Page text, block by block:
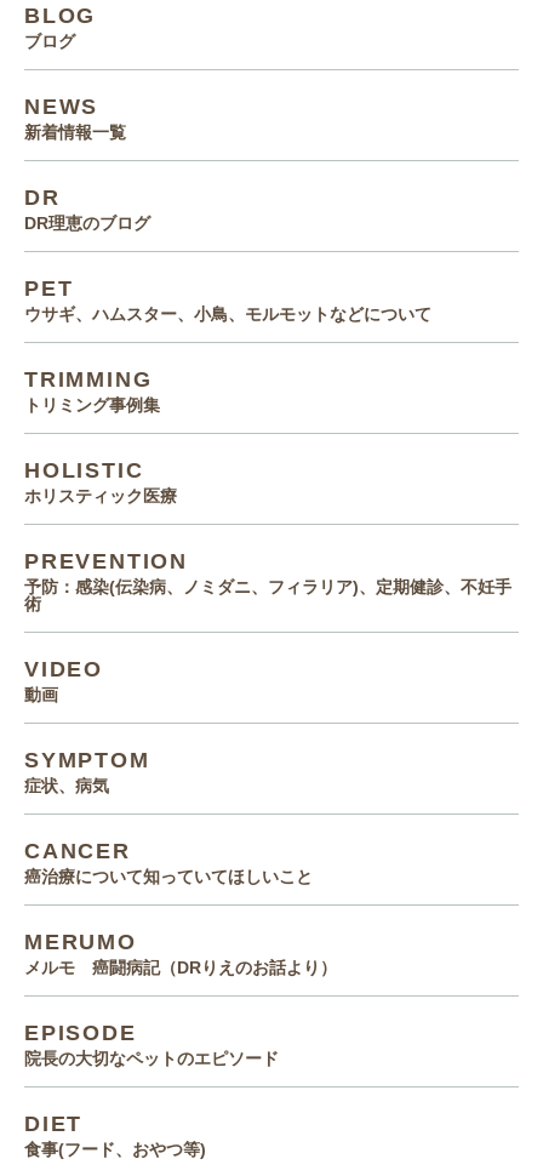
BLOG
ブログ
NEWS
新着情報一覧
DR
DR理恵のブログ
PET
ウサギ、ハムスター、小鳥、モルモットなどについて
TRIMMING
トリミング事例集
HOLISTIC
ホリスティック医療
PREVENTION
予防：感染(伝染病、ノミダニ、フィラリア)、定期健診、不妊手
術
VIDEO
動画
SYMPTOM
症状、病気
CANCER
癌治療について知っていてほしいこと
MERUMO
メルモ 癌闘病記（DRりえのお話より）
EPISODE
院長の大切なペットのエピソード
DIET
食事(フード、おやつ等)